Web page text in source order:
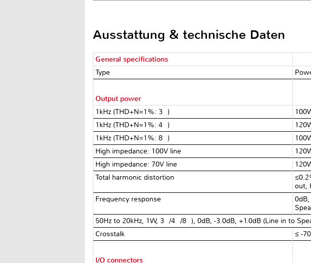
Ausstattung & technische Daten
General specifications
Type
Output power
1kHz (THD+N=1%: 3Ω)
1kHz (THD+N=1%: 4Ω)
1kHz (THD+N=1%: 8Ω)
High impedance: 100V line
High impedance: 70V line
Total harmonic distortion
out,
Frequency response
50Hz to 20kHz, 1W, 3Ω/4Ω/8Ω), 0dB, -3.0dB, +1.0dB (Line in to
Crosstalk
≤ -
I/O connectors